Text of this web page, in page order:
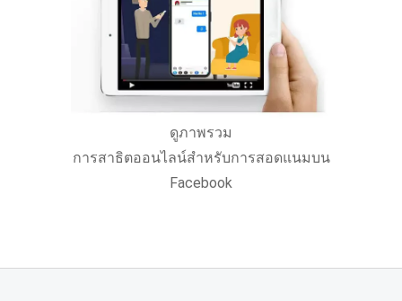
ดูภาพรวม
การสาธิตออนไลน์สําหรับการสอดแนมบน
Facebook